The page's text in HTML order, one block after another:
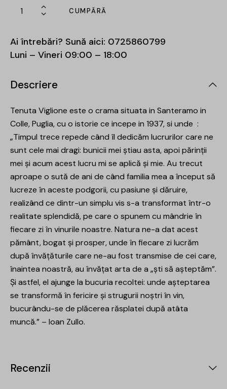
CUMPĂRĂ
Ai întrebări? Sună aici: 0725860799
Luni – Vineri 09:00 – 18:00
Descriere
Tenuta Viglione este o crama situata in Santeramo in
Colle, Puglia, cu o istorie ce incepe in 1937, si unde :
„Timpul trece repede când îl dedicăm lucrurilor care ne
sunt cele mai dragi: bunicii mei știau asta, apoi părinții
mei și acum acest lucru mi se aplică și mie. Au trecut
aproape o sută de ani de când familia mea a început să
lucreze în aceste podgorii, cu pasiune și dăruire,
realizând ce dintr-un simplu vis s-a transformat într-o
realitate splendidă, pe care o spunem cu mândrie în
fiecare zi în vinurile noastre. Natura ne-a dat acest
pământ, bogat și prosper, unde în fiecare zi lucrăm
după învățăturile care ne-au fost transmise de cei care,
înaintea noastră, au învățat arta de a „ști să așteptăm”.
Și astfel, el ajunge la bucuria recoltei: unde așteptarea
se transformă în fericire și strugurii noștri în vin,
bucurându-se de plăcerea răsplatei după atâta
muncă.” – Ioan Zullo.
Recenzii